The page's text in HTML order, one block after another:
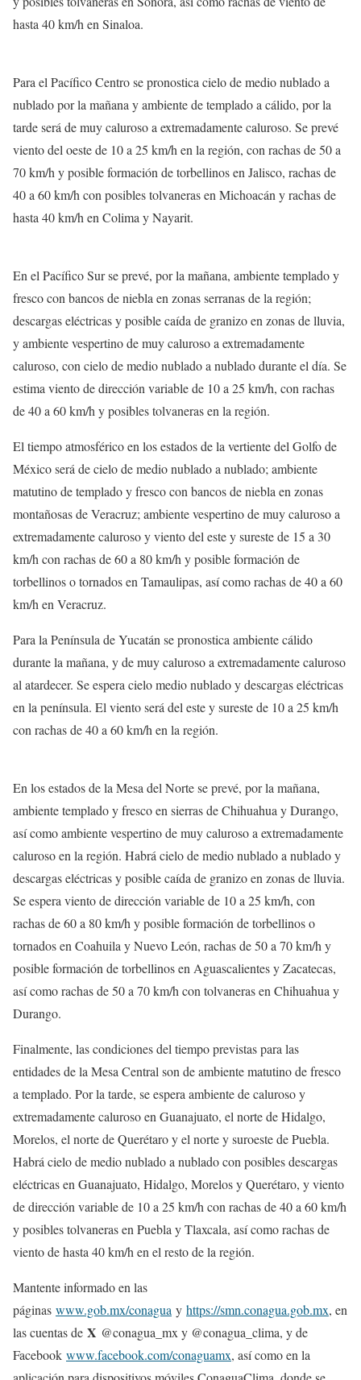
hasta 40 km/h en Sinaloa.
Para el Pacífico Centro se pronostica cielo de medio nublado a
nublado por la mañana y ambiente de templado a cálido, por la
tarde será de muy caluroso a extremadamente caluroso. Se prevé
viento del oeste de 10 a 25 km/h en la región, con rachas de 50 a
70 km/h y posible formación de torbellinos en Jalisco, rachas de
40 a 60 km/h con posibles tolvaneras en Michoacán y rachas de
hasta 40 km/h en Colima y Nayarit.
En el Pacífico Sur se prevé, por la mañana, ambiente templado y
fresco con bancos de niebla en zonas serranas de la región;
descargas eléctricas y posible caída de granizo en zonas de lluvia,
y ambiente vespertino de muy caluroso a extremadamente
caluroso, con cielo de medio nublado a nublado durante el día. Se
estima viento de dirección variable de 10 a 25 km/h, con rachas
de 40 a 60 km/h y posibles tolvaneras en la región.
El tiempo atmosférico en los estados de la vertiente del Golfo de
México será de cielo de medio nublado a nublado; ambiente
matutino de templado y fresco con bancos de niebla en zonas
montañosas de Veracruz; ambiente vespertino de muy caluroso a
extremadamente caluroso y viento del este y sureste de 15 a 30
km/h con rachas de 60 a 80 km/h y posible formación de
torbellinos o tornados en Tamaulipas, así como rachas de 40 a 60
km/h en Veracruz.
Para la Península de Yucatán se pronostica ambiente cálido
durante la mañana, y de muy caluroso a extremadamente caluroso
al atardecer. Se espera cielo medio nublado y descargas eléctricas
en la península. El viento será del este y sureste de 10 a 25 km/h
con rachas de 40 a 60 km/h en la región.
En los estados de la Mesa del Norte se prevé, por la mañana,
ambiente templado y fresco en sierras de Chihuahua y Durango,
así como ambiente vespertino de muy caluroso a extremadamente
caluroso en la región. Habrá cielo de medio nublado a nublado y
descargas eléctricas y posible caída de granizo en zonas de lluvia.
Se espera viento de dirección variable de 10 a 25 km/h, con
rachas de 60 a 80 km/h y posible formación de torbellinos o
tornados en Coahuila y Nuevo León, rachas de 50 a 70 km/h y
posible formación de torbellinos en Aguascalientes y Zacatecas,
así como rachas de 50 a 70 km/h con tolvaneras en Chihuahua y
Durango.
Finalmente, las condiciones del tiempo previstas para las
entidades de la Mesa Central son de ambiente matutino de fresco
a templado. Por la tarde, se espera ambiente de caluroso y
extremadamente caluroso en Guanajuato, el norte de Hidalgo,
Morelos, el norte de Querétaro y el norte y suroeste de Puebla.
Habrá cielo de medio nublado a nublado con posibles descargas
eléctricas en Guanajuato, Hidalgo, Morelos y Querétaro, y viento
de dirección variable de 10 a 25 km/h con rachas de 40 a 60 km/h
y posibles tolvaneras en Puebla y Tlaxcala, así como rachas de
viento de hasta 40 km/h en el resto de la región.
Mantente informado en las
páginas www.gob.mx/conagua y https://smn.conagua.gob.mx, en
las cuentas de X @conagua_mx y @conagua_clima, y de
Facebook www.facebook.com/conaguamx, así como en la